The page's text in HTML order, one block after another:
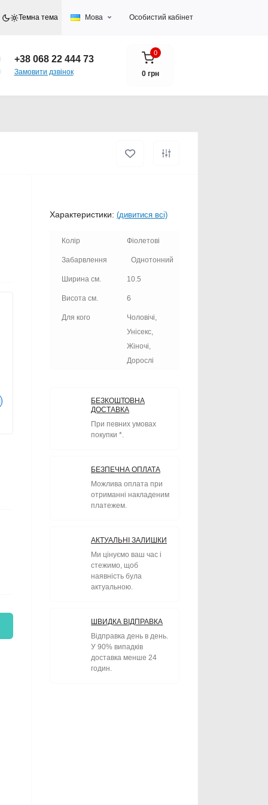
Темна тема Мова Особистий кабінет
+38 068 22 444 73
Замовити дзвінок
0
0 грн
Характеристики: (дивитися всі)
Колір Фіолетові
Забарвлення Однотонний
Ширина см. 10.5
Висота см. 6
Для кого
Чоловічі,
Унісекс,
Жіночі,
Дорослі
БЕЗКОШТОВНА
ДОСТАВКА
При певних умовах
покупки *.
БЕЗПЕЧНА ОПЛАТА
Можлива оплата при
отриманні накладеним
платежем.
АКТУАЛЬНІ ЗАЛИШКИ
Ми цінуємо ваш час і
стежимо, щоб
наявність була
актуальною.
ШВИДКА ВІДПРАВКА
Відправка день в день.
У 90% випадків
доставка менше 24
годин.